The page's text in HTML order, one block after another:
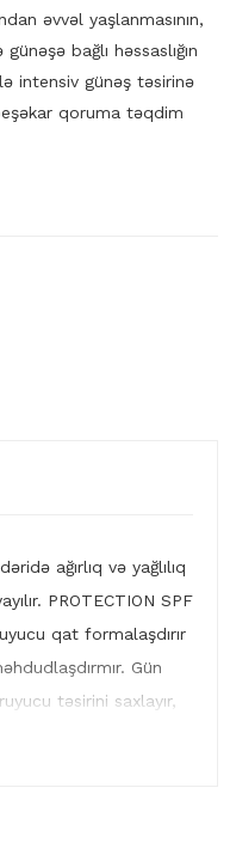
əvvəl yaşlanmasının,
bağlı həssaslığın
intensiv günəş təsirinə
qoruma təqdim
ağırlıq və yağlılıq
PROTECTION SPF
qat formalaşdırır
Gün
təsirini saxlayır,
üçün də